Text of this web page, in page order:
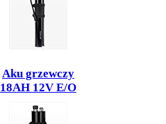
Aku grzewczy
18AH 12V E/O